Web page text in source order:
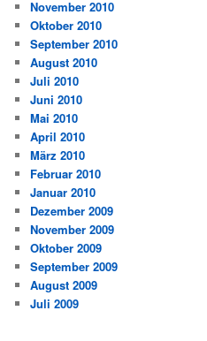
November 2010
Oktober 2010
September 2010
August 2010
Juli 2010
Juni 2010
Mai 2010
April 2010
März 2010
Februar 2010
Januar 2010
Dezember 2009
November 2009
Oktober 2009
September 2009
August 2009
Juli 2009